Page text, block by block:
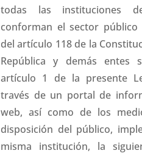
todas las instituciones
conforman el sector
del artículo 118 de la
República y demás entes
artículo 1 de la presente
través de un portal de
web, así como de los
disposición del público,
misma institución, la